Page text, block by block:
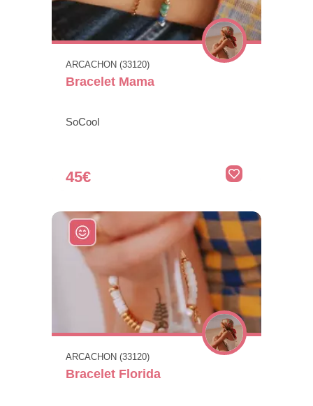
ARCACHON (33120)
Bracelet Mama
SoCool
45€
ARCACHON (33120)
Bracelet Florida